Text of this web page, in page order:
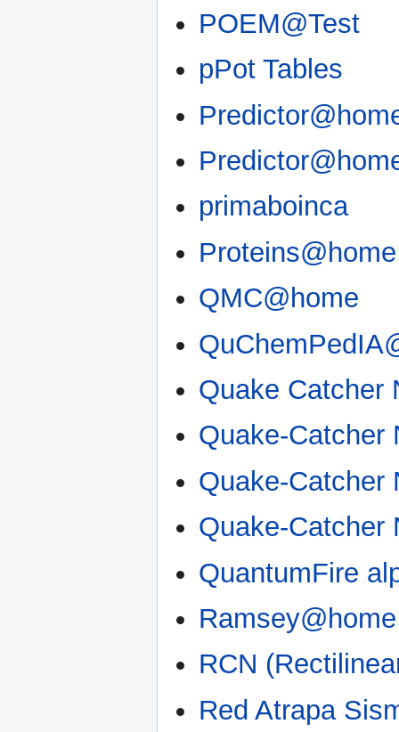
POEM@Test
pPot Tables
primaboinca
Proteins@home
QMC@home
Quake Catcher
Quake-Catcher
Quake-Catcher
Quake-Catcher
QuantumFire
Ramsey@home
RCN
Red Atrapa